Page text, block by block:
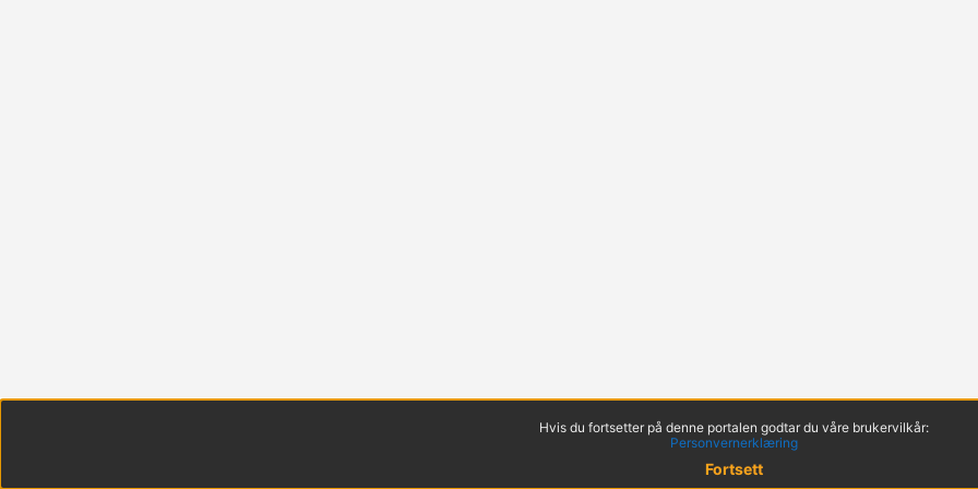
Hvis du fortsetter på denne portalen godtar du våre brukervilkår:
Personvernerklæring
Fortsett